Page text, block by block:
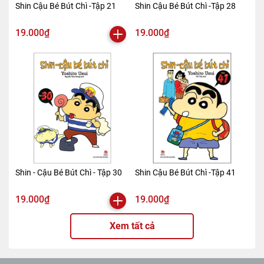
Shin Cậu Bé Bút Chì -Tập 21
19.000₫
Shin Cậu Bé Bút Chì -Tập 28
19.000₫
Shin - Cậu Bé Bút Chì - Tập 30
19.000₫
Shin Cậu Bé Bút Chì -Tập 41
19.000₫
Xem tất cả